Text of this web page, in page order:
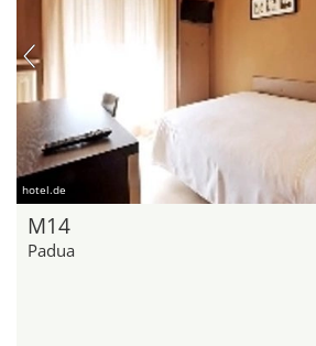
hotel.de
M14
Padua